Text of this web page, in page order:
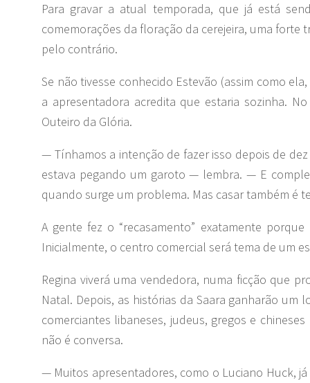
Para gravar a atual temporada, que já está
comemorações da floração da cerejeira, uma forte
pelo contrário.
Se não tivesse conhecido Estevão (assim como
a apresentadora acredita que estaria sozinha.
Outeiro da Glória.
— Tínhamos a intenção de fazer isso depois de
estava pegando um garoto — lembra. — E
quando surge um problema. Mas casar também é
A gente fez o “recasamento” exatamente
Inicialmente, o centro comercial será tema de um
Regina viverá uma vendedora, numa ficção que
Natal. Depois, as histórias da Saara ganharão
comerciantes libaneses, judeus, gregos e
não é conversa.
— Muitos apresentadores, como o Luciano Huck,